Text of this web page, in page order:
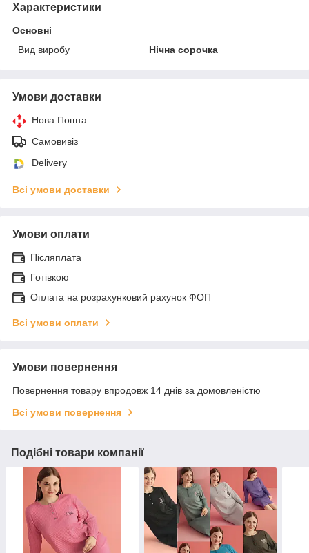
Характеристики
Основні
Вид виробу
Нічна сорочка
Умови доставки
Нова Пошта
Самовивіз
Delivery
Всі умови доставки
Умови оплати
Післяплата
Готівкою
Оплата на розрахунковий рахунок ФОП
Всі умови оплати
Умови повернення
Повернення товару впродовж 14 днів за домовленістю
Всі умови повернення
Подібні товари компанії